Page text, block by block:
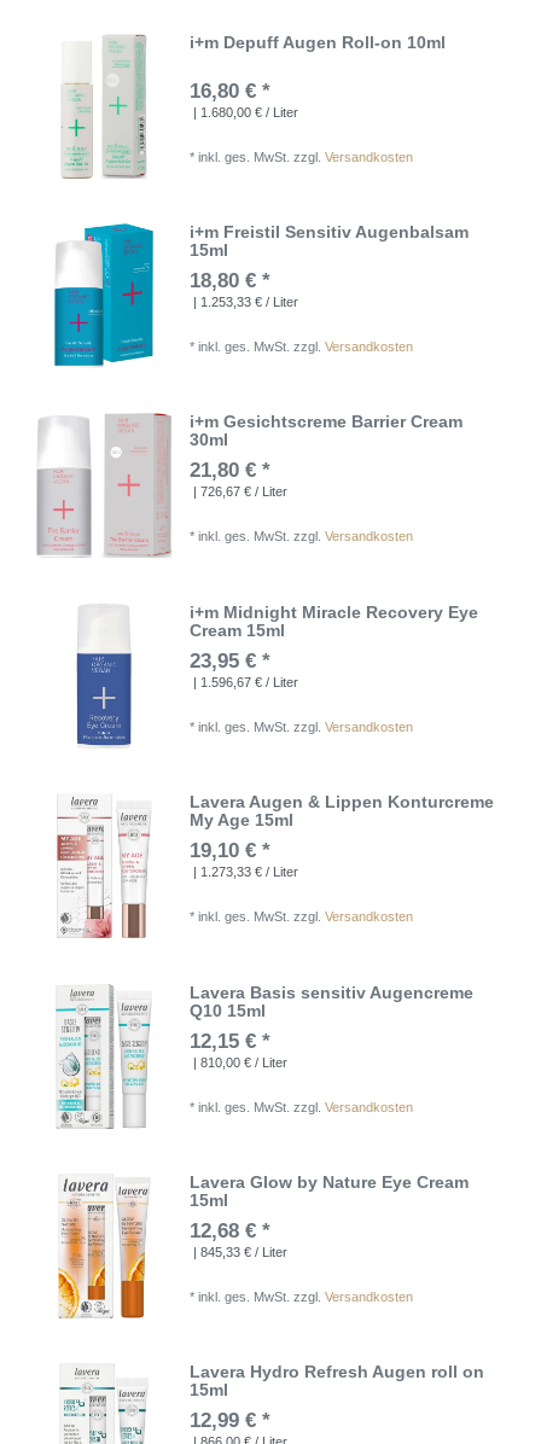
i+m Depuff Augen Roll-on 10ml
16,80 € *
| 1.680,00 € / Liter
*inkl. ges. MwSt. zzgl.Versandkosten
i+m Freistil Sensitiv Augenbalsam
15ml
18,80 € *
| 1.253,33 € / Liter
*inkl. ges. MwSt. zzgl.Versandkosten
i+m Gesichtscreme Barrier Cream
30ml
21,80 € *
| 726,67 € / Liter
*inkl. ges. MwSt. zzgl.Versandkosten
i+m Midnight Miracle Recovery Eye
Cream 15ml
23,95 € *
| 1.596,67 € / Liter
*inkl. ges. MwSt. zzgl.Versandkosten
Lavera Augen & Lippen Konturcreme
My Age 15ml
19,10 € *
| 1.273,33 € / Liter
*inkl. ges. MwSt. zzgl.Versandkosten
Lavera Basis sensitiv Augencreme
Q10 15ml
12,15 € *
| 810,00 € / Liter
*inkl. ges. MwSt. zzgl.Versandkosten
Lavera Glow by Nature Eye Cream
15ml
12,68 € *
| 845,33 € / Liter
*inkl. ges. MwSt. zzgl.Versandkosten
Lavera Hydro Refresh Augen roll on
15ml
12,99 € *